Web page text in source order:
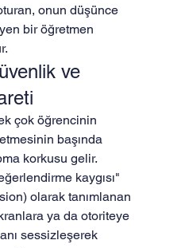
onun düşünce
bir öğretmen
ve
çok öğrencinin
başında
korkusu gelir.
kaygısı"
olarak tanımlanan
ya da otoriteye
sessizleşerek